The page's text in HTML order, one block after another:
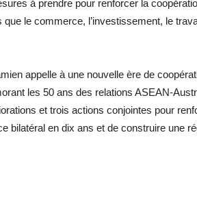
à prendre pour renforcer la
le commerce, l’investissement, le
appelle à une nouvelle ère de
les 50 ans des relations ASEAN-
et trois actions conjointes pour
bilatéral en dix ans et de construire une